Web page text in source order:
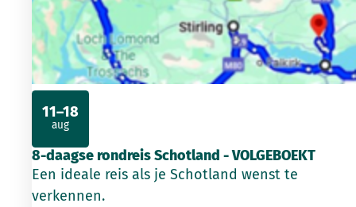
8-daagse rondreis Schotland - VOLGEBOEKT
Een ideale reis als je Schotland wenst te
verkennen.
11–18
aug
2026